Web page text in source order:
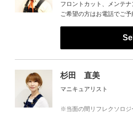
ぜひ、指名でのご予約をお
丁寧な施術とサービスを
たよろしくお願いいたしま
フロントカット、メンテナ
ご希望の方はお電話でご予
杉田 直美
マニキュアリスト
※当面の間リフレクソロ